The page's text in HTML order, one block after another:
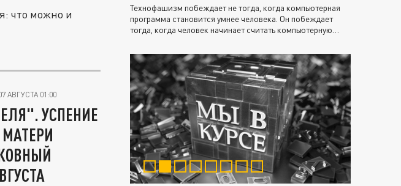
что можно и
АВГУСТА 01:00
УСПЕНИЕ
Технофашизм побеждает не тогда, когда компьютерная
программа становится умнее человека. Он побеждает
тогда, когда человек начинает считать компьютерную